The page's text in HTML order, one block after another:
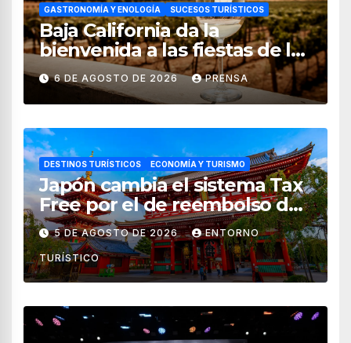
GASTRONOMÍA Y ENOLOGÍA SUCESOS TURÍSTICOS
Baja California da la
bienvenida a las fiestas de la
vendimia 2026
6 DE AGOSTO DE 2026 PRENSA
DESTINOS TURÍSTICOS ECONOMÍA Y TURISMO
Japón cambia el sistema Tax
Free por el de reembolso de
impuestos desde noviembre
de 2026
5 DE AGOSTO DE 2026 ENTORNO
TURÍSTICO